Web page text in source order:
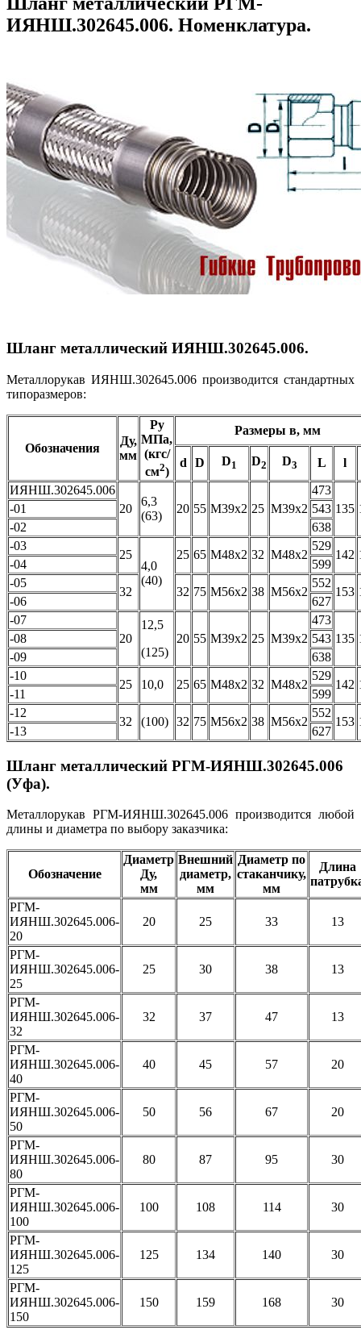
ИЯНШ.302645.006. Номенклатура.
Шланг металлический ИЯНШ.302645.006.
Металлорукав ИЯНШ.302645.006 производится стандартных
типоразмеров:
Обозначения
Ду,
мм
Ру
МПа,
(кгс/
см2)
Размеры в, мм
d D D1 D2 D3 L
l
ИЯНШ.302645.006
20
6,3
(63)
20 55 М39х2 25 М39х2
473
135
-01
543
-02
638
-03
25
4,0
(40)
25 65 М48х2 32 М48х2
529
142
-04
599
-05
32 32 75 М56х2 38 М56х2
552
153
-06
627
-07
20
12,5
(125)
20 55 М39х2 25 М39х2
473
135
-08
543
-09
638
-10
25 10,0 25 65 М48х2 32 М48х2
529
142
-11
599
-12
32 (100) 32 75 М56х2 38 М56х2
552
153
-13 627
Шланг металлический РГМ-ИЯНШ.302645.006
(Уфа).
Металлорукав РГМ-ИЯНШ.302645.006 производится любой
длины и диаметра по выбору заказчика:
Обозначение
Диаметр
Ду,
мм
Внешний
диаметр,
мм
Диаметр по
стаканчику,
мм
Длина
РГМ-
ИЯНШ.302645.006-
20
20 25 33 13
РГМ-
ИЯНШ.302645.006-
25
25 30 38 13
РГМ-
ИЯНШ.302645.006-
32
32 37 47 13
РГМ-
ИЯНШ.302645.006-
40
40 45 57 20
РГМ-
ИЯНШ.302645.006-
50
50 56 67 20
РГМ-
ИЯНШ.302645.006-
80
80 87 95 30
РГМ-
ИЯНШ.302645.006-
100
100 108 114 30
РГМ-
ИЯНШ.302645.006-
125
125 134 140 30
РГМ-
ИЯНШ.302645.006-
150
150 159 168 30